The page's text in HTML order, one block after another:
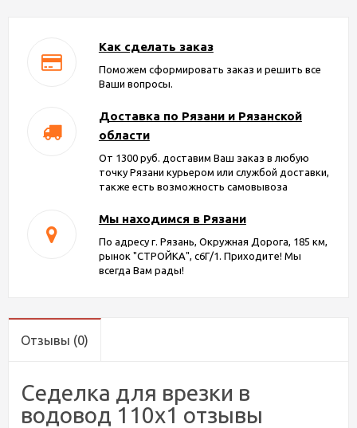
Как сделать заказ
Поможем сформировать заказ и решить все
Ваши вопросы.
Доставка по Рязани и Рязанской
области
От 1300 руб. доставим Ваш заказ в любую
точку Рязани курьером или службой доставки,
также есть возможность самовывоза
Мы находимся в Рязани
По адресу г. Рязань, Окружная Дорога, 185 км,
рынок "СТРОЙКА", с6Г/1. Приходите! Мы
всегда Вам рады!
Отзывы (0)
Седелка для врезки в
водовод 110х1 отзывы